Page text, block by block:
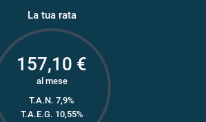
La tua rata
157,10 €
al mese
T.A.N. 7,9%
T.A.E.G. 10,55%